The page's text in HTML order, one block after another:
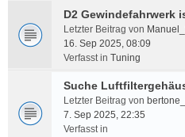
D2 Gewindefahrwerk
Letzter Beitrag von
16. Sep 2025, 08:09
Verfasst in Tuning
Suche
Letzter Beitrag von
7. Sep 2025, 22:35
Verfasst in